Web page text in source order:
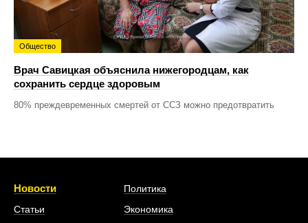
Общество
Врач Савицкая объяснила нижегородцам, как
сохранить сердце здоровым
80% преждевременных смертей от ССЗ можно предотвратить
Новости
Статьи
Политика
Экономика